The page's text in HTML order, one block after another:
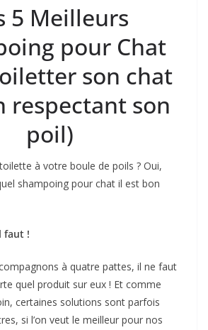
5 Meilleurs
pour Chat
son chat
respectant son
poil)
à votre boule de poils ? Oui,
shampoing pour chat il est bon
faut !
à quatre pattes, il ne faut
quel produit sur eux ! Et comme
certaines solutions sont parfois
si l’on veut le meilleur pour nos